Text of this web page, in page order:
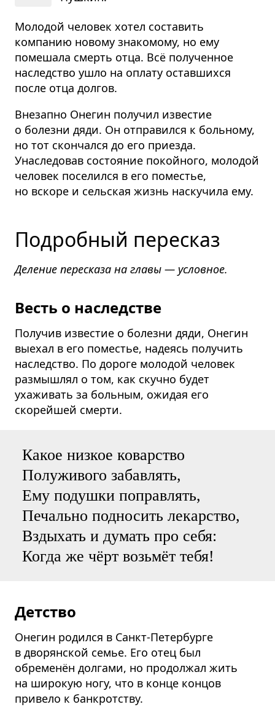
Молодой человек хотел составить
компанию новому знакомому, но ему
помешала смерть отца. Всё полученное
наследство ушло на оплату оставшихся
после отца долгов.
Внезапно Онегин получил известие
о болезни дяди. Он отправился к больному,
но тот скончался до его приезда.
Унаследовав состояние покойного, молодой
человек поселился в его поместье,
но вскоре и сельская жизнь наскучила ему.
Подробный пересказ
Деление пересказа на главы — условное.
Весть о наследстве
Получив известие о болезни дяди, Онегин
выехал в его поместье, надеясь получить
наследство. По дороге молодой человек
размышлял о том, как скучно будет
ухаживать за больным, ожидая его
скорейшей смерти.
Какое низкое коварство
Полуживого забавлять,
Ему подушки поправлять,
Печально подносить лекарство,
Вздыхать и думать про себя:
Когда же чёрт возьмёт тебя!
Детство
Онегин родился в Санкт-Петербурге
в дворянской семье. Его отец был
обременён долгами, но продолжал жить
на широкую ногу, что в конце концов
привело к банкротству.